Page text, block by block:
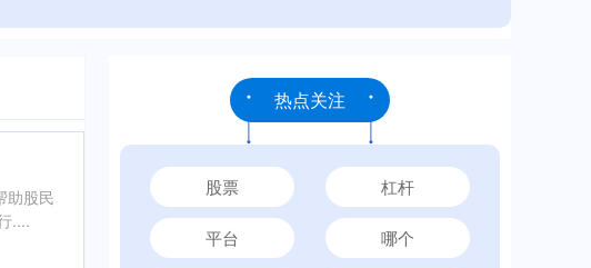
助股民
....
热点关注
股票 杠杆
平台 哪个